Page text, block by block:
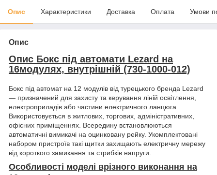
Опис Характеристики Доставка Оплата Умови
Опис
Опис Бокс під автомати Lezard на
16модулях, внутрішній (730-1000-012)
Бокс під автомат на 12 модулів від турецького бренда Lezard
— призначений для захисту та керування ліній освітлення,
електроприладів або частини електричного ланцюга.
Використовується в житлових, торгових, адміністративних,
офісних приміщеннях. Всередину встановлюються
автоматичні вимикачі на оцинковану рейку. Укомплектовані
набором пристроїв такі щитки захищають електричну мережу
від короткого замикання та стрибків напруги.
Особливості моделі врізного виконання на